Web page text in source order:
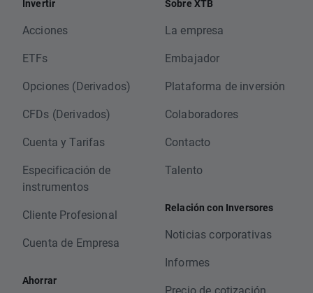
Invertir
Acciones
ETFs
Opciones (Derivados)
CFDs (Derivados)
Cuenta y Tarifas
Especificación de
instrumentos
Cliente Profesional
Cuenta de Empresa
Ahorrar
Sobre XTB
La empresa
Embajador
Plataforma de inversión
Colaboradores
Contacto
Talento
Relación con Inversores
Noticias corporativas
Informes
Precio de cotización